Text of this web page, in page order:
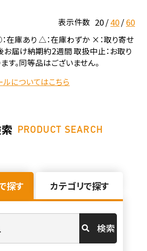
表示件数 20 40 60
在庫あり △：在庫わずか ×：取り寄せ
届け納期約2週間 取扱中止：お取り
す。同等品はございません。
についてはこちら
PRODUCT SEARCH
探す カテゴリで探す
検索